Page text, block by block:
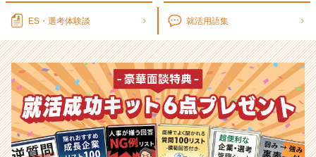
ウ
ベ
ン
チ
ャ
ー・
成
長
ES・選考体験談 就活用語集